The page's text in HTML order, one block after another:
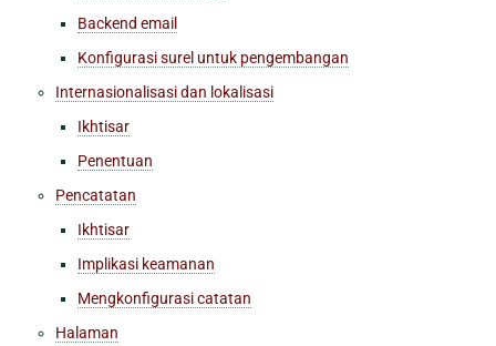
Backend email
Konfigurasi surel untuk pengembangan
Internasionalisasi dan lokalisasi
Ikhtisar
Penentuan
Pencatatan
Ikhtisar
Implikasi keamanan
Mengkonfigurasi catatan
Halaman